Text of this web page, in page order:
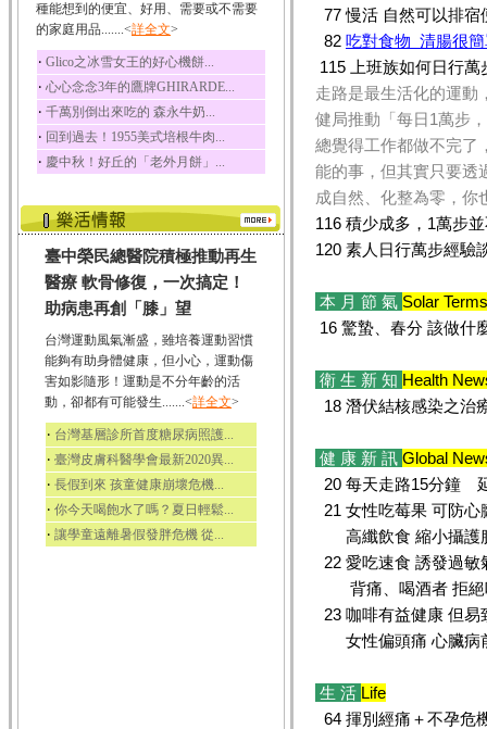
種能想到的便宜、好用、需要或不需要
的家庭用品.......<詳全文>
‧ Glico之冰雪女王的好心機餅...
‧ 心心念念3年的鷹牌GHIRARDE...
‧ 千萬別倒出來吃的 森永牛奶...
‧ 回到過去！1955美式培根牛肉...
‧ 慶中秋！好丘的「老外月餅」...
臺中榮民總醫院積極推動再生
醫療 軟骨修復，一次搞定！
助病患再創「膝」望
台灣運動風氣漸盛，雖培養運動習慣
能夠有助身體健康，但小心，運動傷
害如影隨形！運動是不分年齡的活
動，卻都有可能發生.......<詳全文>
‧ 台灣基層診所首度糖尿病照護...
‧ 臺灣皮膚科醫學會最新2020異...
‧ 長假到來 孩童健康崩壞危機...
‧ 你今天喝飽水了嗎？夏日輕鬆...
‧ 讓學童遠離暑假發胖危機 從...
77 慢活 自然可以排宿
82 吃對食物 清腸很
115 上班族如何日行萬
走路是最生活化的運動
健局推動「每日1萬步
總覺得工作都做不完了
能的事，但其實只要透
成自然、化整為零，你
116 積少成多，1萬步
120 素人日行萬步經驗
本 月 節 氣 Solar Terms
16 驚蟄、春分 該做什
衛 生 新 知 Health
18 潛伏結核感染之治
健 康 新 訊 Global
20 每天走路15分鐘
21 女性吃莓果 可防心
高纖飲食 縮小攝護
22 愛吃速食 誘發過敏
背痛、喝酒者 拒絕
23 咖啡有益健康 但易
女性偏頭痛 心臟病
生 活 Life
64 揮別經痛＋不孕危